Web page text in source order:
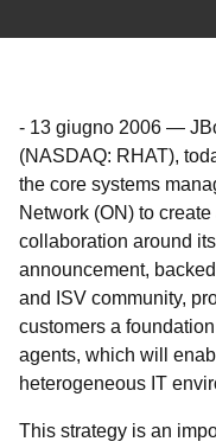
- 13 giugno 2006 —
(NASDAQ: RHAT),
the core systems
Network (ON) to
collaboration around
announcement,
and ISV community,
customers a
agents, which will
heterogeneous IT
This strategy is an